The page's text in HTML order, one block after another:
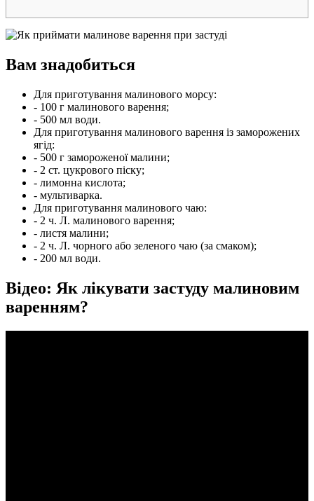
Вам знадобиться
Для приготування малинового морсу:
- 100 г малинового варення;
- 500 мл води.
Для приготування малинового варення із заморожених
ягід:
- 500 г замороженої малини;
- 2 ст. цукрового піску;
- лимонна кислота;
- мультиварка.
Для приготування малинового чаю:
- 2 ч. Л. малинового варення;
- листя малини;
- 2 ч. Л. чорного або зеленого чаю (за смаком);
- 200 мл води.
Відео: Як лікувати застуду малиновим
варенням?